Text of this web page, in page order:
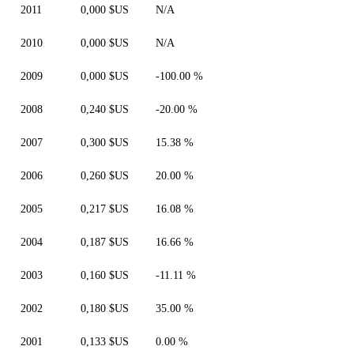
2011 0,000 $US N/A
2010 0,000 $US N/A
2009 0,000 $US -100.00 %
2008 0,240 $US -20.00 %
2007 0,300 $US 15.38 %
2006 0,260 $US 20.00 %
2005 0,217 $US 16.08 %
2004 0,187 $US 16.66 %
2003 0,160 $US -11.11 %
2002 0,180 $US 35.00 %
2001 0,133 $US 0.00 %